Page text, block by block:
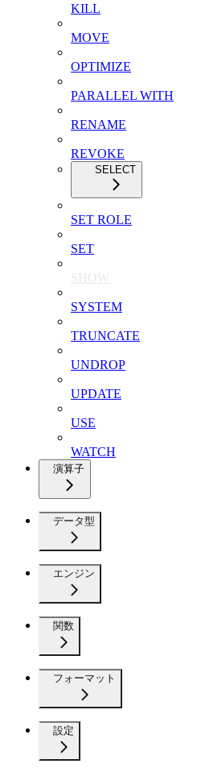
KILL
MOVE
OPTIMIZE
PARALLEL WITH
RENAME
REVOKE
SELECT
SET ROLE
SET
SHOW
SYSTEM
TRUNCATE
UNDROP
UPDATE
USE
WATCH
演算子
データ型
エンジン
関数
フォーマット
設定